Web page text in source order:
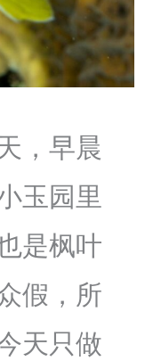
，早晨
玉园里
是枫叶
假，所
天只做